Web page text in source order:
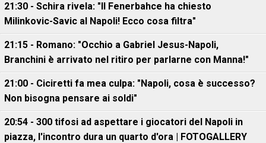
21:30 - Schira rivela: "Il Fenerbahce ha chiesto
Milinkovic-Savic al Napoli! Ecco cosa filtra"
21:15 - Romano: "Occhio a Gabriel Jesus-Napoli,
Branchini è arrivato nel ritiro per parlarne con Manna!"
21:00 - Ciciretti fa mea culpa: "Napoli, cosa è successo?
Non bisogna pensare ai soldi"
20:54 - 300 tifosi ad aspettare i giocatori del Napoli in
piazza, l'incontro dura un quarto d'ora | FOTOGALLERY